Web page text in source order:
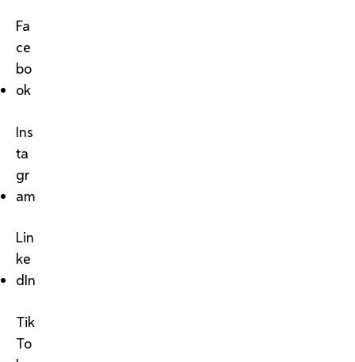
Fa
ce
bo
ok
Ins
ta
gr
am
Lin
ke
dIn
Tik
To